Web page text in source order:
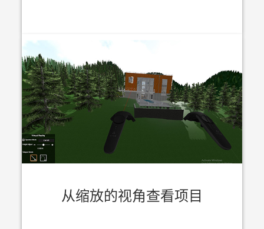
从缩放的视角查看项目